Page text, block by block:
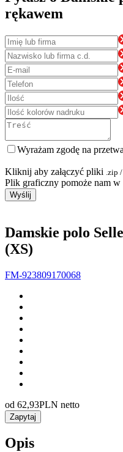
rękawem
Wyrażam zgodę na
Kliknij aby załączyć pliki .zip
Plik graficzny pomoże nam
Wyślij
Damskie polo
(XS)
FM-923809170068
od 62,93PLN netto
Zapytaj
Opis